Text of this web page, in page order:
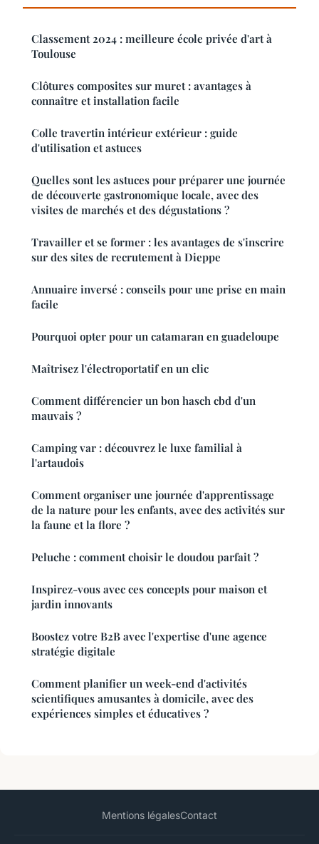
Classement 2024 : meilleure école privée d'art à
Toulouse
Clôtures composites sur muret : avantages à
connaître et installation facile
Colle travertin intérieur extérieur : guide
d'utilisation et astuces
Quelles sont les astuces pour préparer une journée
de découverte gastronomique locale, avec des
visites de marchés et des dégustations ?
Travailler et se former : les avantages de s'inscrire
sur des sites de recrutement à Dieppe
Annuaire inversé : conseils pour une prise en main
facile
Pourquoi opter pour un catamaran en guadeloupe
Maîtrisez l'électroportatif en un clic
Comment différencier un bon hasch cbd d'un
mauvais ?
Camping var : découvrez le luxe familial à
l'artaudois
Comment organiser une journée d'apprentissage
de la nature pour les enfants, avec des activités sur
la faune et la flore ?
Peluche : comment choisir le doudou parfait ?
Inspirez-vous avec ces concepts pour maison et
jardin innovants
Boostez votre B2B avec l'expertise d'une agence
stratégie digitale
Comment planifier un week-end d'activités
scientifiques amusantes à domicile, avec des
expériences simples et éducatives ?
Mentions légalesContact